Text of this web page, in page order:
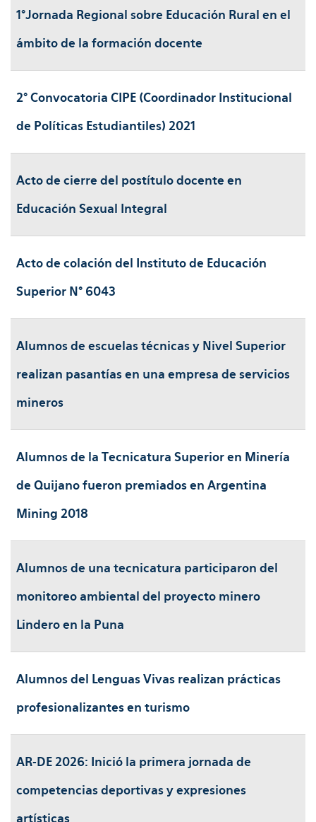
1°Jornada Regional sobre Educación Rural en el
ámbito de la formación docente
2° Convocatoria CIPE (Coordinador Institucional
de Políticas Estudiantiles) 2021
Acto de cierre del postítulo docente en
Educación Sexual Integral
Acto de colación del Instituto de Educación
Superior N° 6043
Alumnos de escuelas técnicas y Nivel Superior
realizan pasantías en una empresa de servicios
mineros
Alumnos de la Tecnicatura Superior en Minería
de Quijano fueron premiados en Argentina
Mining 2018
Alumnos de una tecnicatura participaron del
monitoreo ambiental del proyecto minero
Lindero en la Puna
Alumnos del Lenguas Vivas realizan prácticas
profesionalizantes en turismo
AR-DE 2026: Inició la primera jornada de
competencias deportivas y expresiones
artísticas